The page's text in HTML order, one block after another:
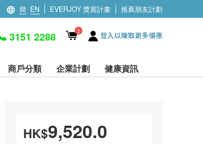
簡 EN EVERJOY 獎賞計畫 推薦朋友計劃
3151 2288 1 登入以賺取更多優惠
商戶分類 企業計劃 健康資訊
HK$9,520.0